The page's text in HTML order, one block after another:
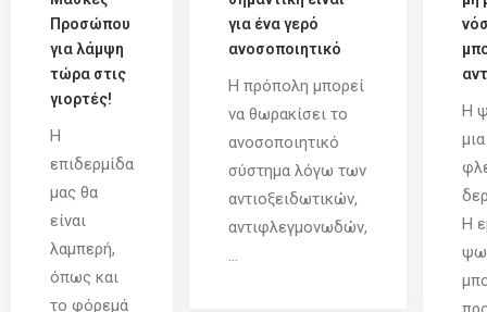
Προσώπου
για λάμψη
τώρα στις
γιορτές!
Η
επιδερμίδα
μας θα
είναι
λαμπερή,
όπως και
το φόρεμά
για ένα γερό
ανοσοποιητικό
Η πρόπολη μπορεί
να θωρακίσει το
ανοσοποιητικό
σύστημα λόγω των
αντιοξειδωτικών,
αντιφλεγμονωδών,
...
Η
Η